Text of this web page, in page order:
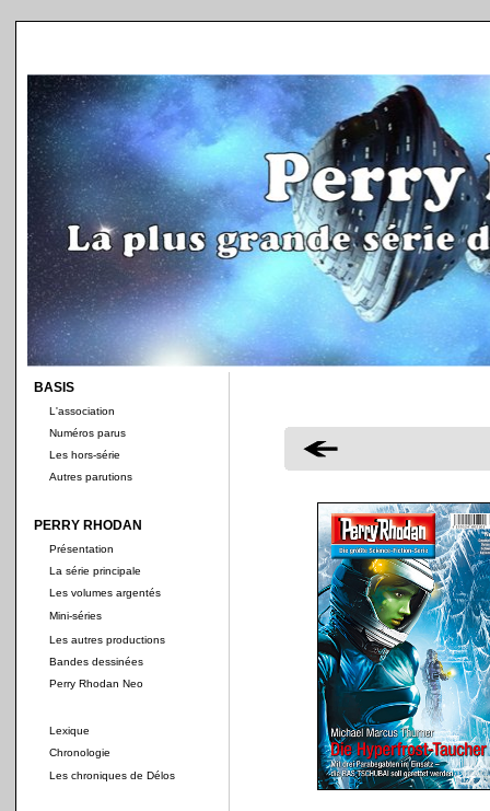
BASIS
L'association
Numéros parus
Les hors-série
Autres parutions
PERRY RHODAN
Présentation
La série principale
Les volumes argentés
Mini-séries
Les autres productions
Bandes dessinées
Perry Rhodan Neo
Lexique
Chronologie
Les chroniques de Délos